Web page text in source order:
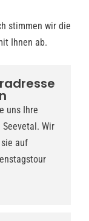
stimmen wir die
Ihnen ab.
uns Ihre
Seevetal. Wir
auf